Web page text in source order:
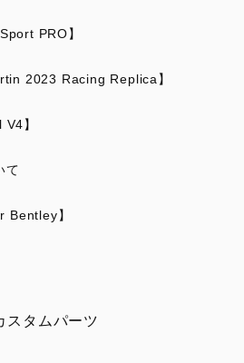
PRO】
2023 Racing Replica】
】
て
Bentley】
スタムパーツ